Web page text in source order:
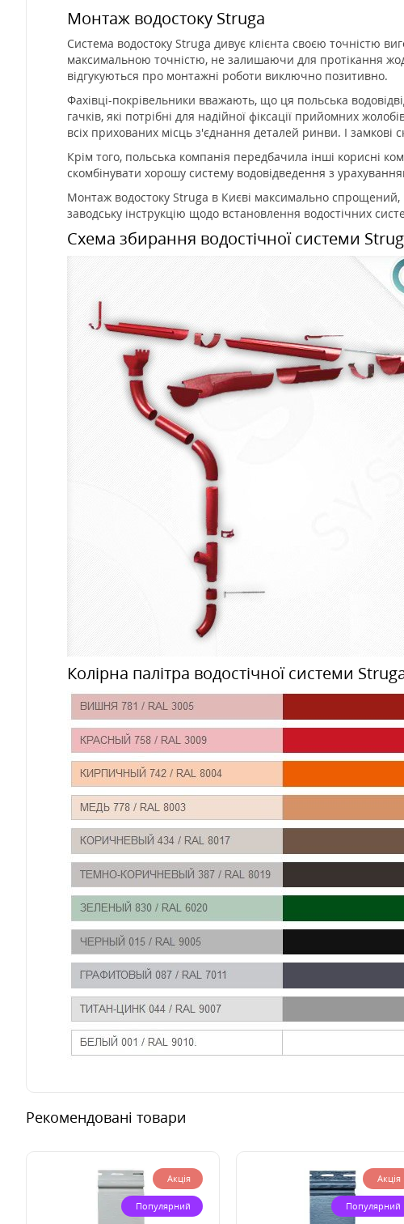
Монтаж водостоку Struga
Система водостоку Struga дивує клієнта своєю точністю
максимальною точністю, не залишаючи для протікання
відгукуються про монтажні роботи виключно позитивно.
Фахівці-покрівельники вважають, що ця польська
гачків, які потрібні для надійної фіксації прийомних
всіх прихованих місць з'єднання деталей ринви. І замкові
Крім того, польська компанія передбачила інші корисні
скомбінувати хорошу систему водовідведення з
Монтаж водостоку Struga в Києві максимально
заводську інструкцію щодо встановлення водостічних
Схема збирання водостічної системи
Колірна палітра водостічної системи
Рекомендовані товари
Акція
Популярний
Акція
Популярний